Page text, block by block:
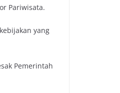
Pariwisata.
yang
Pemerintah